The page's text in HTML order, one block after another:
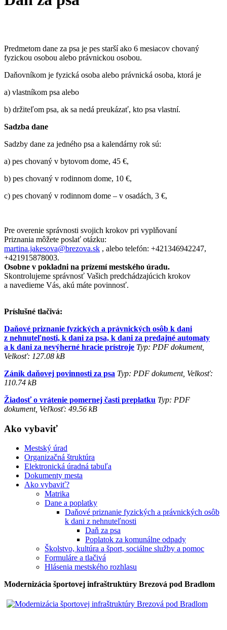
Predmetom dane za psa je pes starší ako 6 mesiacov chovaný
fyzickou osobou alebo právnickou osobou.
Daňovníkom je fyzická osoba alebo právnická osoba, ktorá je
a) vlastníkom psa alebo
b) držiteľom psa, ak sa nedá preukázať, kto psa vlastní.
Sadzba dane
Sadzby dane za jedného psa a kalendárny rok sú:
a) pes chovaný v bytovom dome, 45 €,
b) pes chovaný v rodinnom dome, 10 €,
c) pes chovaný v rodinnom dome – v osadách, 3 €,
Pre overenie správnosti svojich krokov pri vyplňovaní
Priznania môžete poslať otázku:
martina.jakesova@brezova.sk , alebo telefón: +421346942247,
+421915878003.
Osobne v pokladni na prízemí mestského úradu.
Skontrolujeme správnosť Vašich predchádzajúcich krokov
a navedieme Vás, akú máte povinnosť.
Príslušné tlačivá:
Daňové priznanie fyzických a právnických osôb k dani
z nehnuteľnosti, k dani za psa, k dani za predajné automaty
a k dani za nevýherné hracie prístroje Typ: PDF dokument,
Velkosť: 127.08 kB
Zánik daňovej povinnosti za psa Typ: PDF dokument, Velkosť:
110.74 kB
Žiadosť o vrátenie pomernej časti preplatku Typ: PDF
dokument, Veľkosť: 49.56 kB
Ako vybaviť
Mestský úrad
Organizačná štruktúra
Elektronická úradná tabuľa
Dokumenty mesta
Ako vybaviť?
Matrika
Dane a poplatky
Daňové priznanie fyzických a právnických osôb
k dani z nehnuteľnosti
Daň za psa
Poplatok za komunálne odpady
Školstvo, kultúra a šport, sociálne služby a pomoc
Formuláre a tlačivá
Hlásenia mestského rozhlasu
Modernizácia športovej infraštruktúry Brezová pod Bradlom